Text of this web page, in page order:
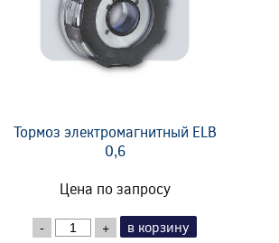
Тормоз электромагнитный ELB
0,6
Цена по запросу
- + в корзину